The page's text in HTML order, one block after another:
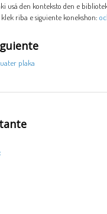
usá den konteksto den e
riba e siguiente konekshon:
plaka